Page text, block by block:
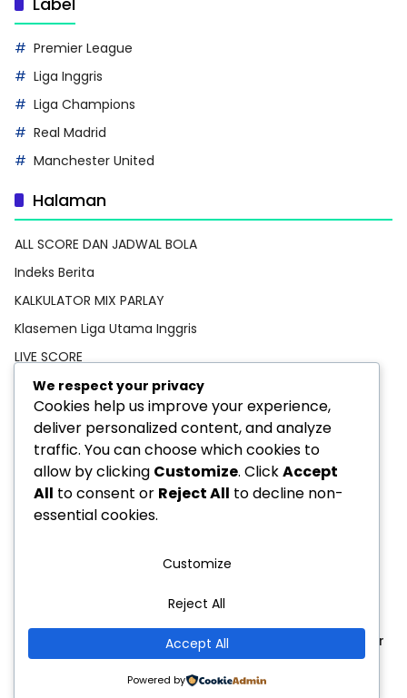
Premier League
Liga Inggris
Liga Champions
Real Madrid
Manchester United
Halaman
ALL SCORE DAN JADWAL BOLA
Indeks Berita
KALKULATOR MIX PARLAY
Klasemen Liga Utama Inggris
LIVE SCORE
Pedoman Media Siber
PREDIKSI BOLA
Privacy Policy
STATISTIK PEMAIN
TEBAK SKOR
Indeks Berita
Pedoman Media Siber
Copyright © 2025HANDICAP.CO.ID
We respect your privacy
Cookies help us improve your experience,
deliver personalized content, and analyze
traffic. You can choose which cookies to
allow by clicking Customize. ClickAccept
All to consent or Reject All to decline non-
essential cookies.
Customize
Reject All
Accept All
Powered by